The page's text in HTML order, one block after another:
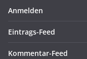
Anmelden
Eintrags-Feed
Kommentar-Feed